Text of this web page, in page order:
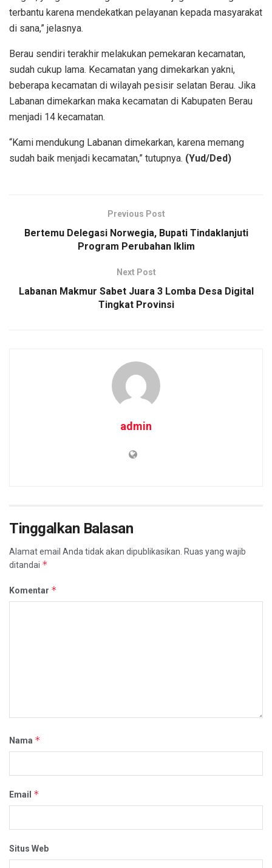
terbantu karena mendekatkan pelayanan kepada masyarakat
di sana,” jelasnya.
Berau sendiri terakhir melakukan pemekaran kecamatan,
sudah cukup lama. Kecamatan yang dimekarkan yakni,
beberapa kecamatan di wilayah pesisir selatan Berau. Jika
Labanan dimekarkan maka kecamatan di Kabupaten Berau
menjadi 14 kecamatan.
“Kami mendukung Labanan dimekarkan, karena memang
sudah baik menjadi kecamatan,” tutupnya. (Yud/Ded)
Previous Post
Bertemu Delegasi Norwegia, Bupati Tindaklanjuti
Program Perubahan Iklim
Next Post
Labanan Makmur Sabet Juara 3 Lomba Desa Digital
Tingkat Provinsi
admin
Tinggalkan Balasan
Alamat email Anda tidak akan dipublikasikan. Ruas yang wajib
ditandai *
Komentar *
Nama *
Email *
Situs Web